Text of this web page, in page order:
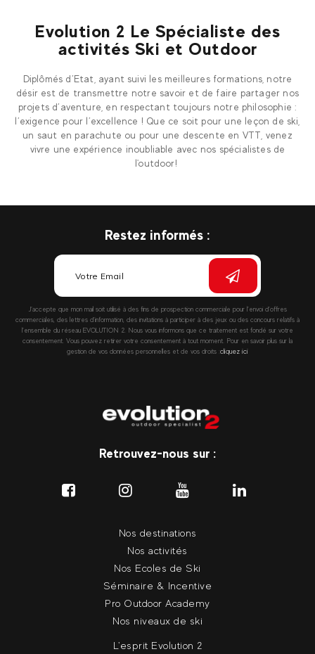
Evolution 2 Le Spécialiste des
activités Ski et Outdoor
Diplômés d’Etat, ayant suivi les meilleures formations, notre
désir est de transmettre notre savoir et de faire partager nos
projets d’aventure, en respectant toujours notre philosophie :
l’exigence pour l’excellence ! Que ce soit pour une leçon de ski,
un saut en parachute ou pour une descente en VTT, venez
vivre une expérience inoubliable avec nos spécialistes de
l'outdoor!
Restez informés :
J’accepte que mon mail soit utilisé à des fins de prospection commerciale pour l’envoi d’offres
commerciales, des lettres d’information, des invitations à participer à des jeux ou des concours relatifs à
l’ensemble du réseau EVOLUTION 2. Nous vous informons que ce traitement est fondé sur votre
consentement. Vous pouvez retirer votre consentement à tout moment. Pour en savoir plus sur la
gestion de vos données personnelles et de vos droits :cliquez ici
Retrouvez-nous sur :
Nos destinations
Nos activités
Nos Ecoles de Ski
Séminaire & Incentive
Pro Outdoor Academy
Nos niveaux de ski
L'esprit Evolution 2